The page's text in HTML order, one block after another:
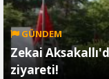
GÜNDEM
Zekai
ziyareti!